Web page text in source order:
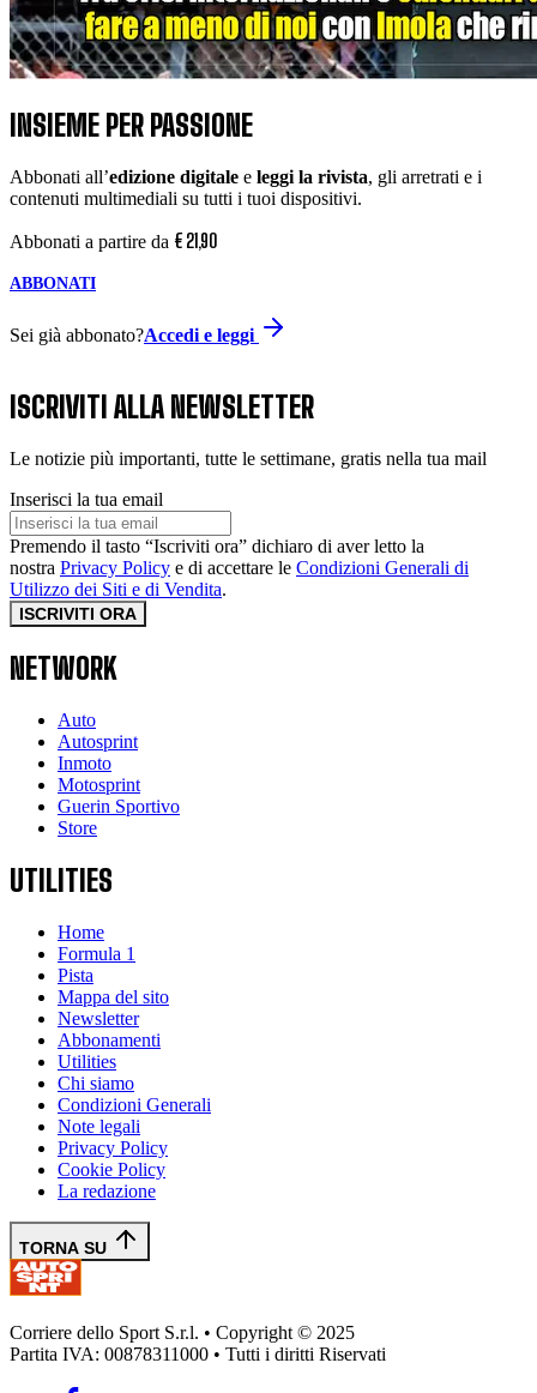
INSIEME PER PASSIONE
Abbonati all’edizione digitale e leggi la rivista, gli arretrati e i
contenuti multimediali su tutti i tuoi dispositivi.
Abbonati a partire da € 21,90
ABBONATI
Sei già abbonato?Accedi e leggi
ISCRIVITI ALLA NEWSLETTER
Le notizie più importanti, tutte le settimane, gratis nella tua mail
Inserisci la tua email
Premendo il tasto “Iscriviti ora” dichiaro di aver letto la
nostra Privacy Policy e di accettare le Condizioni Generali di
Utilizzo dei Siti e di Vendita.
ISCRIVITI ORA
NETWORK
Auto
Autosprint
Inmoto
Motosprint
Guerin Sportivo
Store
UTILITIES
Home
Formula 1
Pista
Mappa del sito
Newsletter
Abbonamenti
Utilities
Chi siamo
Condizioni Generali
Note legali
Privacy Policy
Cookie Policy
La redazione
TORNA SU
Corriere dello Sport S.r.l. • Copyright © 2025
Partita IVA: 00878311000 • Tutti i diritti Riservati